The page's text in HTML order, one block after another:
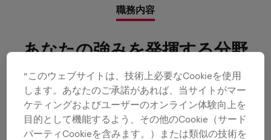
職務内容
あなたの強みを発揮する分野
お任せする役割：
= すべて展開
戦略的調達の推進
”このウェブサイトは、技術上必要なCookieを使用
します。あなたのご承諾があれば、当サイトがマー
ケティングおよびユーザーのオンライン体験向上を
目的として機能するよう、その他のCookie（サード
パーティCookieを含みます。）または類似の技術を